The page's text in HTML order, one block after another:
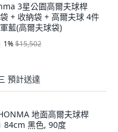
3星公園高爾夫球桿
+ 收納袋 + 高爾夫球 4件
藍(高爾夫球袋)
1%$15,502
預計送達
地面高爾夫球桿
84cm 黑色, 90度